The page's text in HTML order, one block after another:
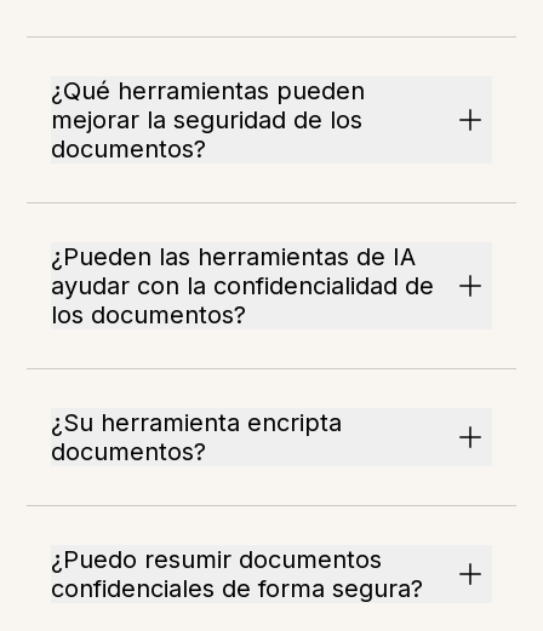
¿Qué herramientas pueden
mejorar la seguridad de los
documentos?
¿Pueden las herramientas de IA
ayudar con la confidencialidad de
los documentos?
¿Su herramienta encripta
documentos?
¿Puedo resumir documentos
confidenciales de forma segura?